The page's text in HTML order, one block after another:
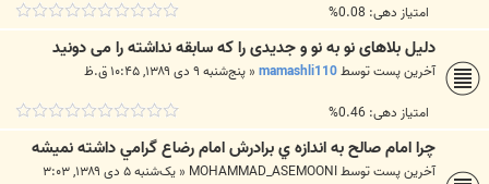
امتیاز دهی: 0.08%
دلیل بلاهای نو به نو و جدیدی را که سابقه نداشته را می دونید
آخرین پست توسطmamashli110
« پنج‌شنبه ۹ دی ۱۳۸۹, ۱۰:۴۵ ق.ظ
امتیاز دهی: 0.46%
چرا امام صالح به اندازه ي برادرش امام رضاع گرامي داشته نميشه
آخرین پست توسطMOHAMMAD_ASEMOONI
«
یک‌شنبه ۵ دی ۱۳۸۹, ۳:۰۳